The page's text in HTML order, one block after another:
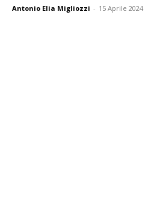
Antonio Elia Migliozzi - 15 Aprile 2024